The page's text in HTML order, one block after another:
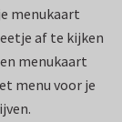
menukaart
af te kijken
menukaart
menu voor je